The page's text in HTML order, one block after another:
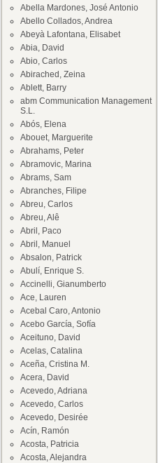
Abella Mardones, José Antonio
Abello Collados, Andrea
Abeyà Lafontana, Elisabet
Abia, David
Abio, Carlos
Abirached, Zeina
Ablett, Barry
abm Communication Management
S.L.
Abós, Elena
Abouet, Marguerite
Abrahams, Peter
Abramovic, Marina
Abrams, Sam
Abranches, Filipe
Abreu, Carlos
Abreu, Alê
Abril, Paco
Abril, Manuel
Absalon, Patrick
Abulí, Enrique S.
Accinelli, Gianumberto
Ace, Lauren
Acebal Caro, Antonio
Acebo García, Sofía
Aceituno, David
Acelas, Catalina
Aceña, Cristina M.
Acera, David
Acevedo, Adriana
Acevedo, Carlos
Acevedo, Desirée
Acín, Ramón
Acosta, Patricia
Acosta, Alejandra